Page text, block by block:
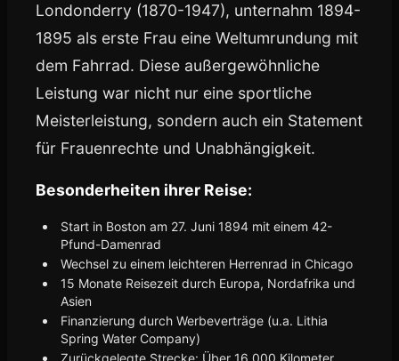
Londonderry (1870-1947), unternahm 1894-
1895 als erste Frau eine Weltumrundung mit
dem Fahrrad. Diese außergewöhnliche
Leistung war nicht nur eine sportliche
Meisterleistung, sondern auch ein Statement
für Frauenrechte und Unabhängigkeit.
Besonderheiten ihrer Reise:
Start in Boston am 27. Juni 1894 mit einem 42-
Pfund-Damenrad
Wechsel zu einem leichteren Herrenrad in Chicago
15 Monate Reisezeit durch Europa, Nordafrika und
Asien
Finanzierung durch Werbeverträge (u.a. Lithia
Spring Water Company)
Zurückgelegte Strecke: Über 16.000 Kilometer